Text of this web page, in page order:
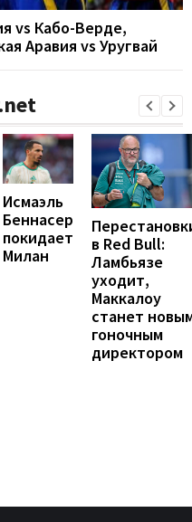
vs Кабо-Верде,
Аравия vs Уругвай
Исмаэль
Беннасер
покидает
Милан
в Red Bull:
Ламбьязе
уходит,
Маккалоу
станет
гоночным
директором